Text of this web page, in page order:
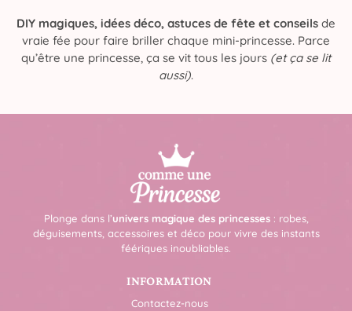
DIY magiques, idées déco, astuces de fête et conseils de
vraie fée pour faire briller chaque mini-princesse. Parce
qu’être une princesse, ça se vit tous les jours (et ça se lit
aussi).
Plonge dans l’univers magique des princesses: robes,
déguisements, accessoires et déco pour vivre des instants
féériques inoubliables.
INFORMATION
Contactez-nous